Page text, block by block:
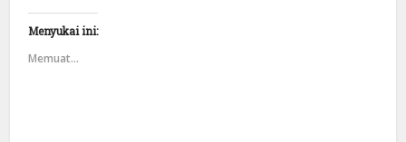
Menyukai ini:
Memuat...